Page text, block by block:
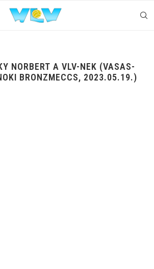
NORBERT A VLV-NEK (VASAS-
BRONZMECCS, 2023.05.19.)